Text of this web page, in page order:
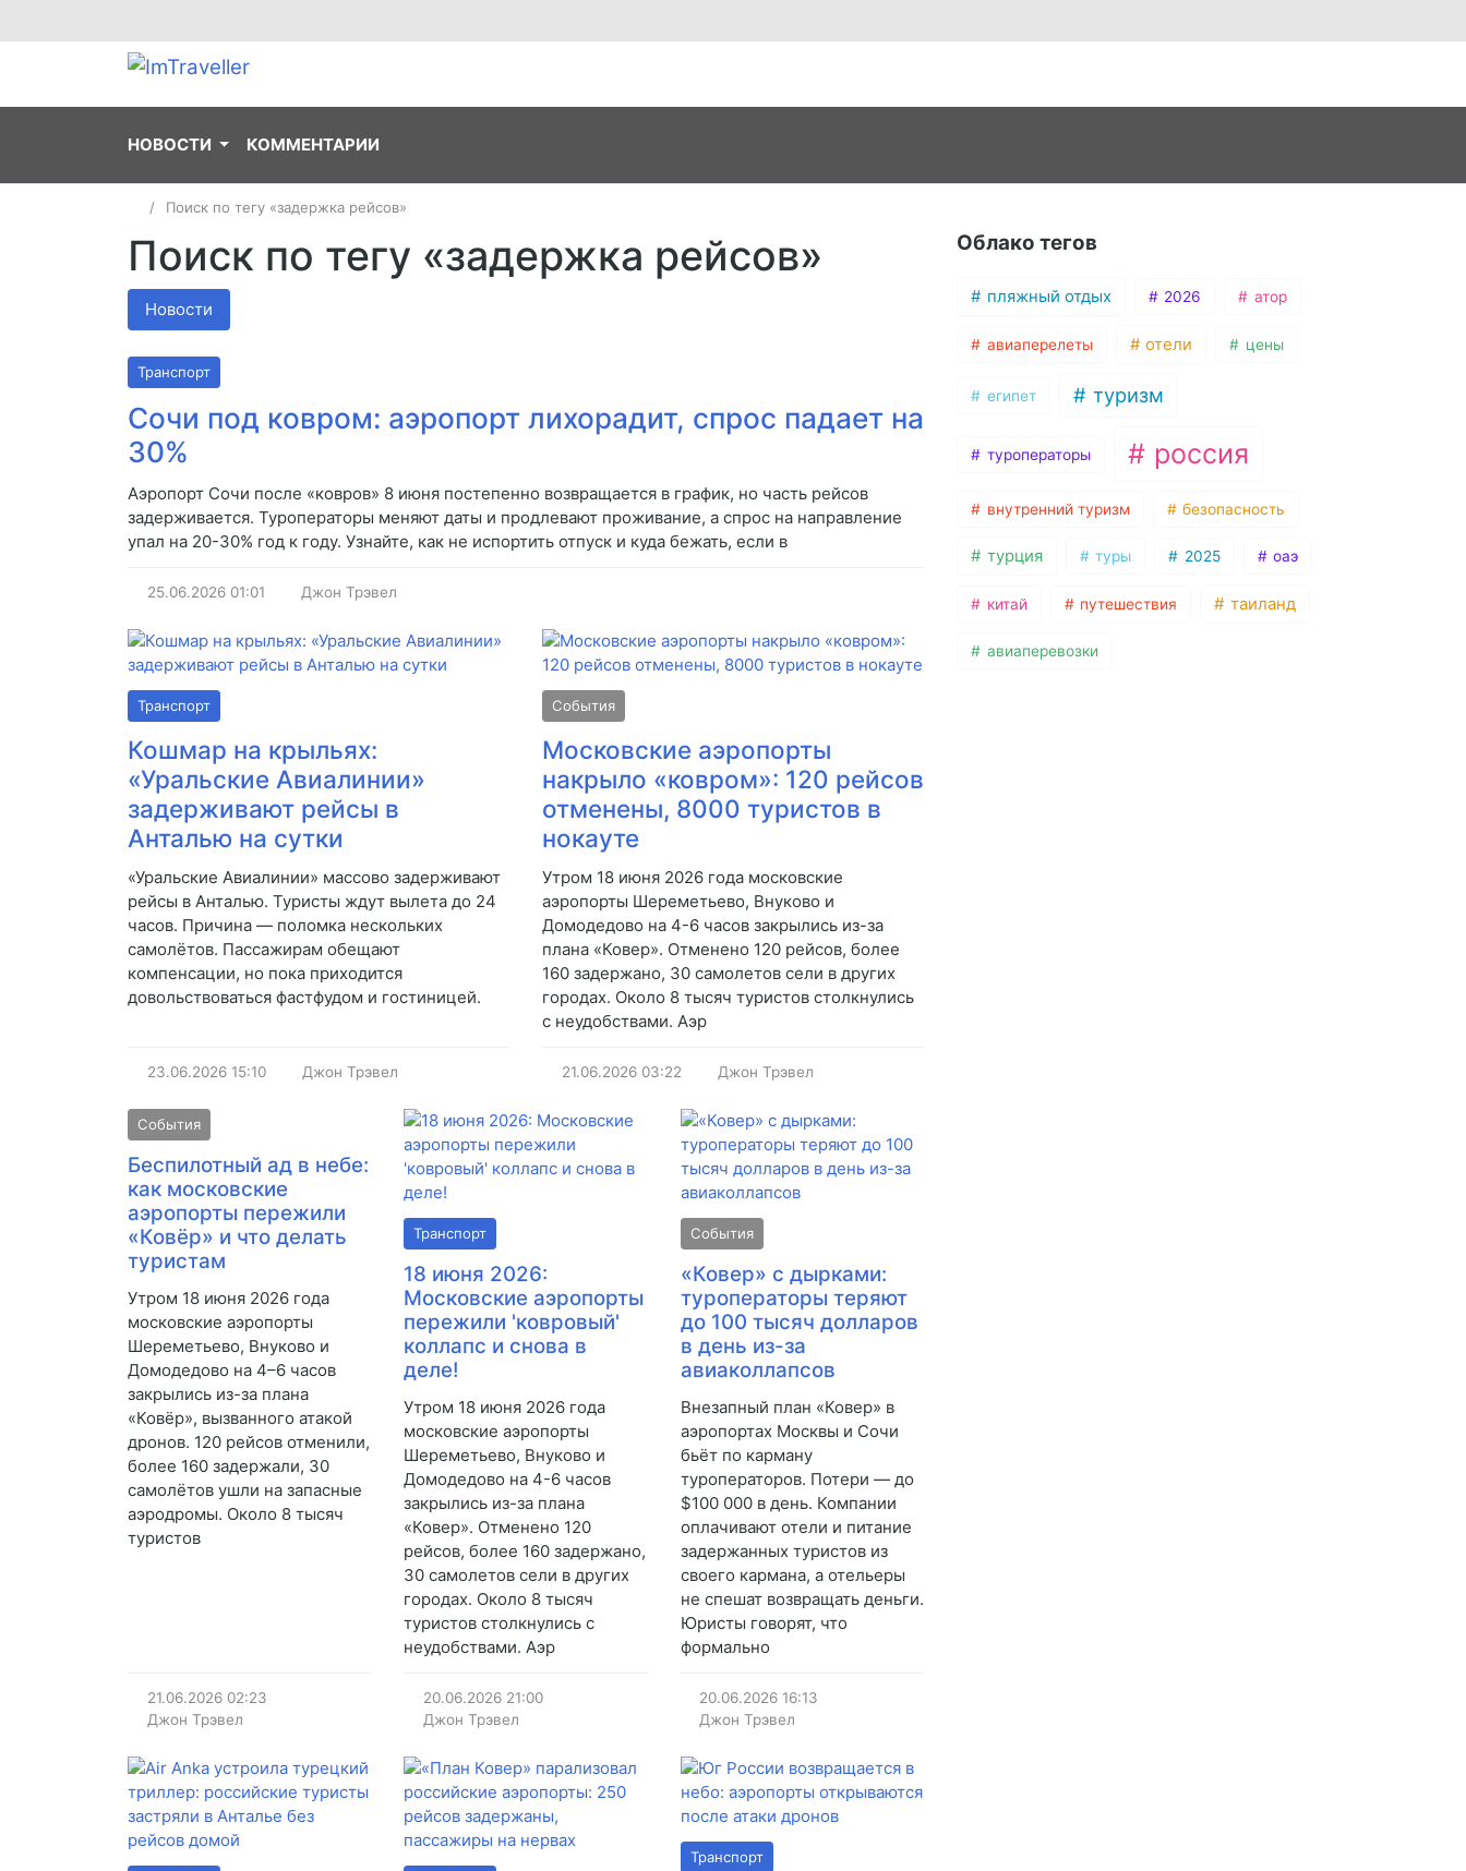
НОВОСТИ КОММЕНТАРИИ
Поиск по тегу «задержка рейсов»
Поиск по тегу «задержка рейсов»
Новости
Транспорт
Сочи под ковром: аэропорт лихорадит, спрос падает на
30%
Аэропорт Сочи после «ковров» 8 июня постепенно возвращается в график, но часть рейсов
задерживается. Туроператоры меняют даты и продлевают проживание, а спрос на направление
упал на 20-30% год к году. Узнайте, как не испортить отпуск и куда бежать, если в
25.06.2026 01:01 Джон Трэвел
Транспорт
Кошмар на крыльях:
«Уральские Авиалинии»
задерживают рейсы в
Анталью на сутки
«Уральские Авиалинии» массово задерживают
рейсы в Анталью. Туристы ждут вылета до 24
часов. Причина — поломка нескольких
самолётов. Пассажирам обещают
компенсации, но пока приходится
довольствоваться фастфудом и гостиницей.
23.06.2026 15:10 Джон Трэвел
События
Московские аэропорты
накрыло «ковром»: 120 рейсов
отменены, 8000 туристов в
нокауте
Утром 18 июня 2026 года московские
аэропорты Шереметьево, Внуково и
Домодедово на 4-6 часов закрылись из-за
плана «Ковер». Отменено 120 рейсов, более
160 задержано, 30 самолетов сели в других
городах. Около 8 тысяч туристов столкнулись
с неудобствами. Аэр
21.06.2026 03:22 Джон Трэвел
События
Беспилотный ад в небе:
как московские
аэропорты пережили
«Ковёр» и что делать
туристам
Утром 18 июня 2026 года
московские аэропорты
Шереметьево, Внуково и
Домодедово на 4–6 часов
закрылись из-за плана
«Ковёр», вызванного атакой
дронов. 120 рейсов отменили,
более 160 задержали, 30
самолётов ушли на запасные
аэродромы. Около 8 тысяч
туристов
21.06.2026 02:23
Джон Трэвел
Транспорт
18 июня 2026:
Московские аэропорты
пережили 'ковровый'
коллапс и снова в
деле!
Утром 18 июня 2026 года
московские аэропорты
Шереметьево, Внуково и
Домодедово на 4-6 часов
закрылись из-за плана
«Ковер». Отменено 120
рейсов, более 160 задержано,
30 самолетов сели в других
городах. Около 8 тысяч
туристов столкнулись с
неудобствами. Аэр
20.06.2026 21:00
Джон Трэвел
События
«Ковер» с дырками:
туроператоры теряют
до 100 тысяч долларов
в день из-за
авиаколлапсов
Внезапный план «Ковер» в
аэропортах Москвы и Сочи
бьёт по карману
туроператоров. Потери — до
$100 000 в день. Компании
оплачивают отели и питание
задержанных туристов из
своего кармана, а отельеры
не спешат возвращать деньги.
Юристы говорят, что
формально
20.06.2026 16:13
Джон Трэвел
Транспорт
Облако тегов
пляжный отдых 2026 атор
авиаперелеты отели цены
египет туризм
туроператоры россия
внутренний туризм безопасность
турция туры 2025 оаэ
китай путешествия таиланд
авиаперевозки